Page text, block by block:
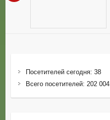
Посетителей сегодня: 38
Всего посетителей: 202 004